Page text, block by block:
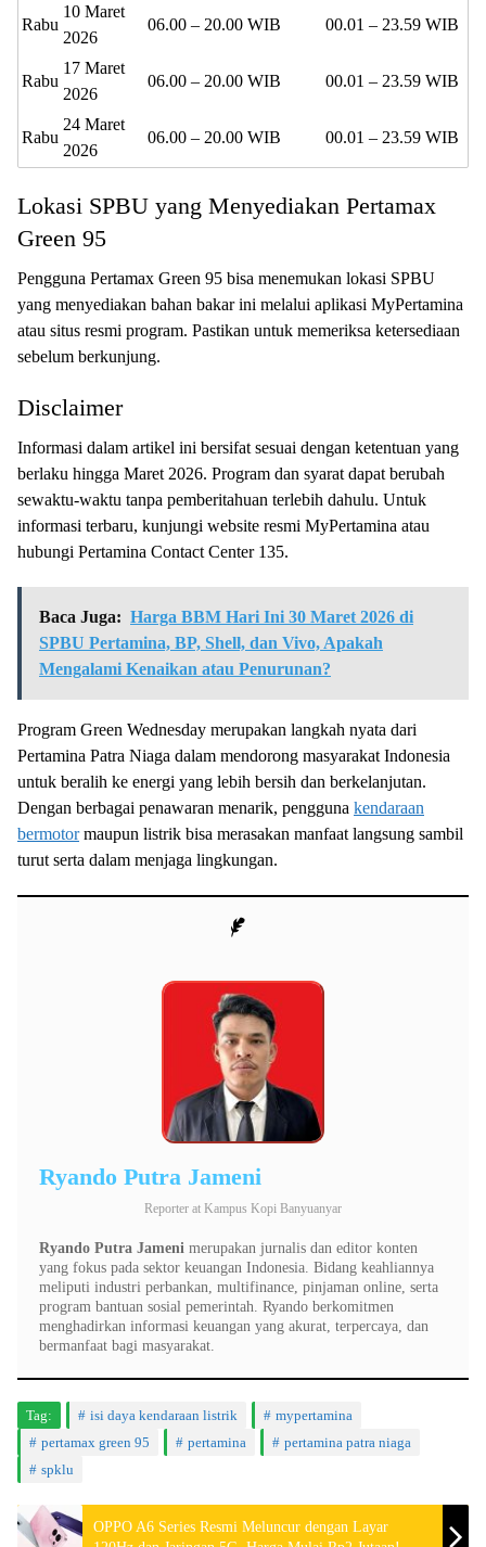
Rabu
10 Maret
2026
06.00 – 20.00 WIB 00.01 – 23.59 WIB
Rabu
17 Maret
2026
06.00 – 20.00 WIB 00.01 – 23.59 WIB
Rabu
24 Maret
2026
06.00 – 20.00 WIB 00.01 – 23.59 WIB
Lokasi SPBU yang Menyediakan Pertamax
Green 95
Pengguna Pertamax Green 95 bisa menemukan lokasi SPBU
yang menyediakan bahan bakar ini melalui aplikasi MyPertamina
atau situs resmi program. Pastikan untuk memeriksa ketersediaan
sebelum berkunjung.
Disclaimer
Informasi dalam artikel ini bersifat sesuai dengan ketentuan yang
berlaku hingga Maret 2026. Program dan syarat dapat berubah
sewaktu-waktu tanpa pemberitahuan terlebih dahulu. Untuk
informasi terbaru, kunjungi website resmi MyPertamina atau
hubungi Pertamina Contact Center 135.
Baca Juga: Harga BBM Hari Ini 30 Maret 2026 di
SPBU Pertamina, BP, Shell, dan Vivo, Apakah
Mengalami Kenaikan atau Penurunan?
Program Green Wednesday merupakan langkah nyata dari
Pertamina Patra Niaga dalam mendorong masyarakat Indonesia
untuk beralih ke energi yang lebih bersih dan berkelanjutan.
Dengan berbagai penawaran menarik, pengguna kendaraan
bermotormaupun listrik bisa merasakan manfaat langsung sambil
turut serta dalam menjaga lingkungan.
Ryando Putra Jameni
Reporter at Kampus Kopi Banyuanyar
Ryando Putra Jameni merupakan jurnalis dan editor konten
yang fokus pada sektor keuangan Indonesia. Bidang keahliannya
meliputi industri perbankan, multifinance, pinjaman online, serta
program bantuan sosial pemerintah. Ryando berkomitmen
menghadirkan informasi keuangan yang akurat, terpercaya, dan
bermanfaat bagi masyarakat.
Tag: isi daya kendaraan listrik
mypertamina
pertamax green 95
pertamina
pertamina patra niaga
spklu
OPPO A6 Series Resmi Meluncur dengan Layar